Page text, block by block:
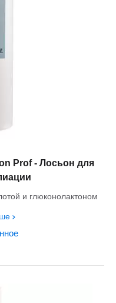
Prof - Лосьон для
и глюконолактоном